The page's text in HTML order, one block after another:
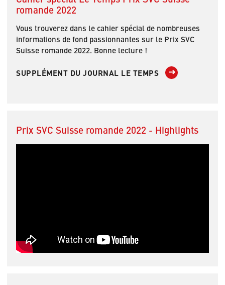
romande 2022
Vous trouverez dans le cahier spécial de nombreuses
informations de fond passionnantes sur le Prix SVC
Suisse romande 2022. Bonne lecture !
SUPPLÉMENT DU JOURNAL LE TEMPS
Prix SVC Suisse romande 2022 - Highlights